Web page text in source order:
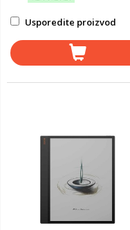
Usporedite proizvod